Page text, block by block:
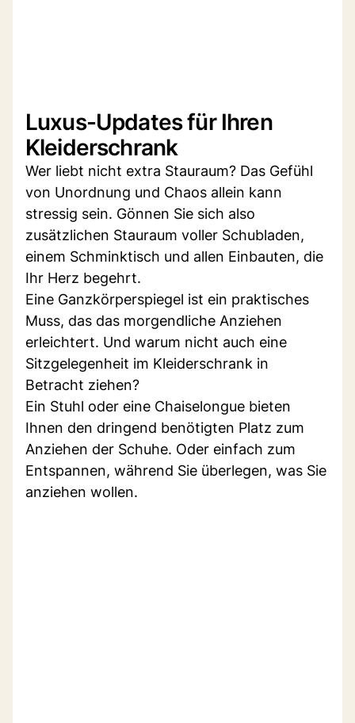
Luxus-Updates für Ihren
Kleiderschrank
Wer liebt nicht extra Stauraum? Das Gefühl
von Unordnung und Chaos allein kann
stressig sein. Gönnen Sie sich also
zusätzlichen Stauraum voller Schubladen,
einem Schminktisch und allen Einbauten, die
Ihr Herz begehrt.
Eine Ganzkörperspiegel ist ein praktisches
Muss, das das morgendliche Anziehen
erleichtert. Und warum nicht auch eine
Sitzgelegenheit im Kleiderschrank in
Betracht ziehen?
Ein Stuhl oder eine Chaiselongue bieten
Ihnen den dringend benötigten Platz zum
Anziehen der Schuhe. Oder einfach zum
Entspannen, während Sie überlegen, was Sie
anziehen wollen.